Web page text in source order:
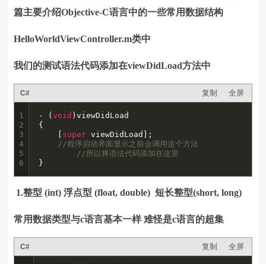
篇主要介绍Objective-C语言中的一些常用数据结构
HelloWorldViewController.m类中
我们的测试语法代码添加在viewDidLoad方法中
C# 复制 全屏
1
2
3
4
5
6
- (void )viewDidLoad
{
super viewDidLoad];
//程序启动界面显示之前会调用这个方法
//所以将语法代码添加在这里
}
1.整型 (int) 浮点型 (float, double) 短长整型(short, long)
常用数据类型与c语言基本一样 难怪是c语言的超集
C# 复制 全屏